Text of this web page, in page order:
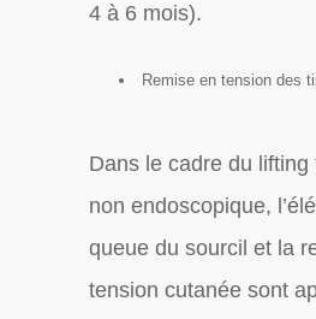
4 à 6 mois).
Remise en tension des
Dans le cadre du
non endoscopique,
queue du sourcil et la
tension cutanée sont